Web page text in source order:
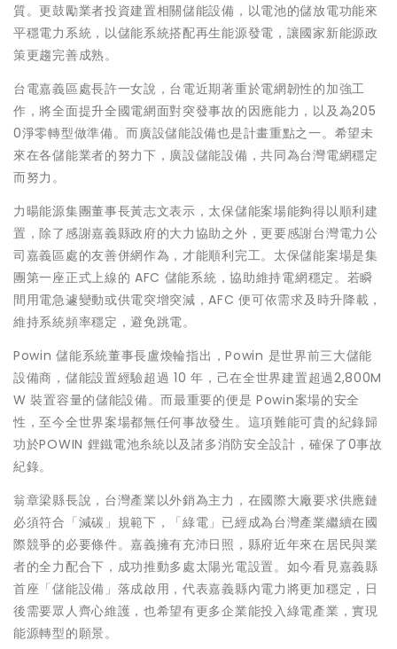
質。更鼓勵業者投資建置相關儲能設備，以電池的儲放電功能來
平穩電力系統，以儲能系統搭配再生能源發電，讓國家新能源政
策更趨完善成熟。
台電嘉義區處長許一女說，台電近期著重於電網韌性的加強工
作，將全面提升全國電網面對突發事故的因應能力，以及為205
0淨零轉型做準備。而廣設儲能設備也是計畫重點之一。希望未
來在各儲能業者的努力下，廣設儲能設備，共同為台灣電網穩定
而努力。
力暘能源集團董事長黃志文表示，太保儲能案場能夠得以順利建
置，除了感謝嘉義縣政府的大力協助之外，更要感謝台灣電力公
司嘉義區處的友善併網作為，才能順利完工。太保儲能案場是集
團第一座正式上線的 AFC 儲能系統，協助維持電網穩定。若瞬
間用電急遽變動或供電突增突減，AFC 便可依需求及時升降載，
維持系統頻率穩定，避免跳電。
Powin 儲能系統董事長盧煥輪指出，Powin 是世界前三大儲能
設備商，儲能設置經驗超過 10 年，己在全世界建置超過2,800M
W 裝置容量的儲能設備。而最重要的便是 Powin案場的安全
性，至今全世界案場都無任何事故發生。這項難能可貴的紀錄歸
功於POWIN 鋰鐵電池糸統以及諸多消防安全設計，確保了0事故
紀錄。
翁章梁縣長說，台灣產業以外銷為主力，在國際大廠要求供應鏈
必須符合「減碳」規範下，「綠電」已經成為台灣產業繼續在國
際競爭的必要條件。嘉義擁有充沛日照，縣府近年來在居民與業
者的全力配合下，成功推動多處太陽光電設置。如今看見嘉義縣
首座「儲能設備」落成啟用，代表嘉義縣內電力將更加穩定，日
後需要眾人齊心維護，也希望有更多企業能投入綠電產業，實現
能源轉型的願景。